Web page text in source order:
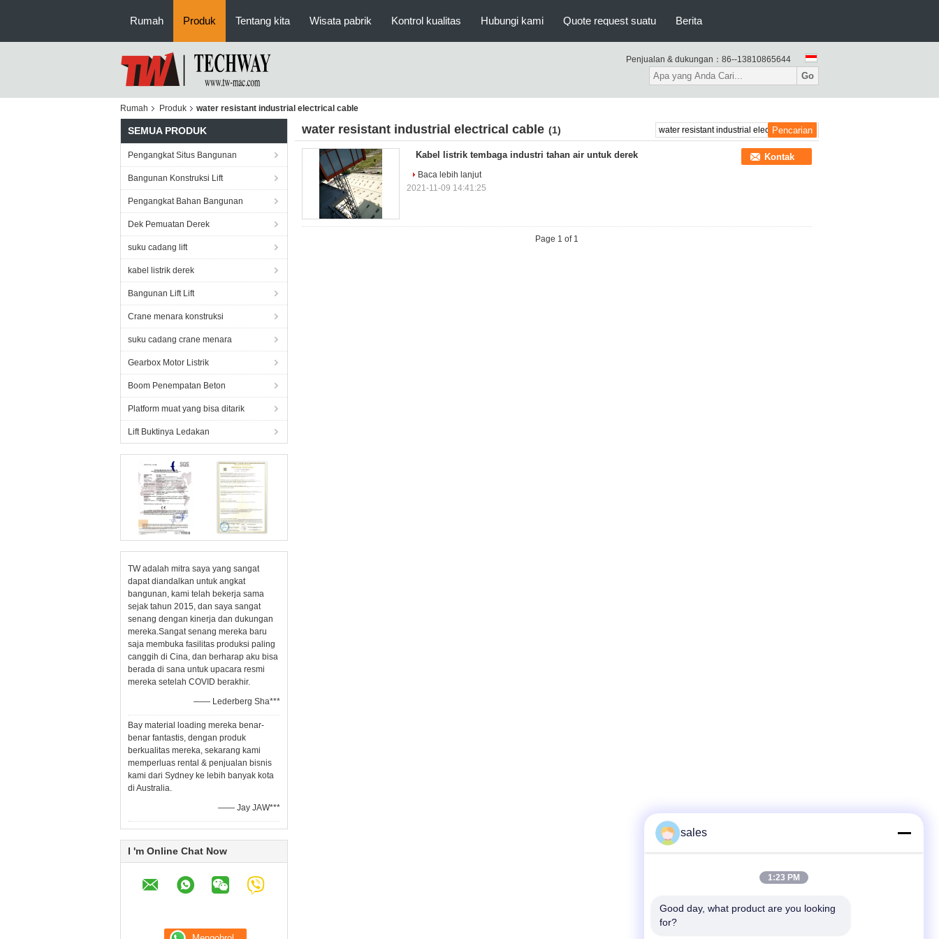
Rumah Produk Tentang kita Wisata pabrik Kontrol kualitas Hubungi kami Quote request suatu Berita
Penjualan & dukungan： 86--13810865644
Go
Rumah Produk water resistant industrial electrical cable
SEMUA PRODUK
Pengangkat Situs Bangunan
Bangunan Konstruksi Lift
Pengangkat Bahan Bangunan
Dek Pemuatan Derek
suku cadang lift
kabel listrik derek
Bangunan Lift Lift
Crane menara konstruksi
suku cadang crane menara
Gearbox Motor Listrik
Boom Penempatan Beton
Platform muat yang bisa ditarik
Lift Buktinya Ledakan
TW adalah mitra saya yang sangat
dapat diandalkan untuk angkat
bangunan, kami telah bekerja sama
sejak tahun 2015, dan saya sangat
senang dengan kinerja dan dukungan
mereka.Sangat senang mereka baru
saja membuka fasilitas produksi paling
canggih di Cina, dan berharap aku bisa
berada di sana untuk upacara resmi
mereka setelah COVID berakhir.
—— Lederberg Sha***
Bay material loading mereka benar-
benar fantastis, dengan produk
berkualitas mereka, sekarang kami
memperluas rental & penjualan bisnis
kami dari Sydney ke lebih banyak kota
di Australia.
—— Jay JAW***
I 'm Online Chat Now
water resistant industrial electrical cable (1)
Kabel listrik tembaga industri tahan air untuk derek Kontak
Baca lebih lanjut
2021-11-09 14:41:25
Page 1 of 1
sales
1:23 PM
Good day, what product are you looking
for?